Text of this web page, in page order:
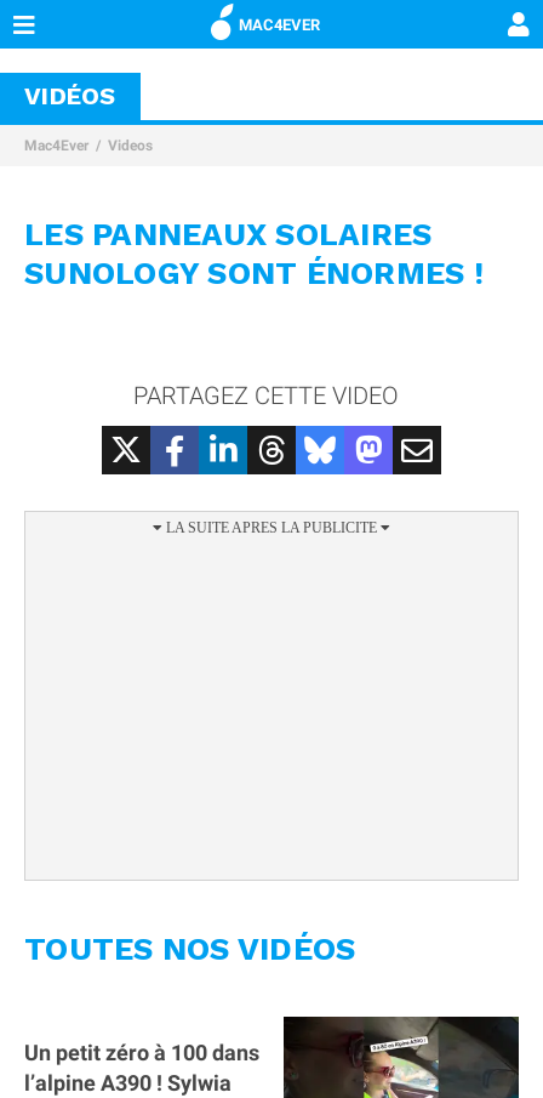
MAC4EVER
VIDÉOS
Mac4Ever Videos
LES PANNEAUX SOLAIRES
SUNOLOGY SONT ÉNORMES !
PARTAGEZ CETTE VIDEO
TOUTES NOS VIDÉOS
Un petit zéro à 100 dans
l’alpine A390 ￼! Sylwia